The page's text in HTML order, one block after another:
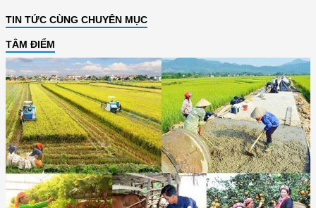
TIN TỨC CÙNG CHUYÊN MỤC
TÂM ĐIỂM